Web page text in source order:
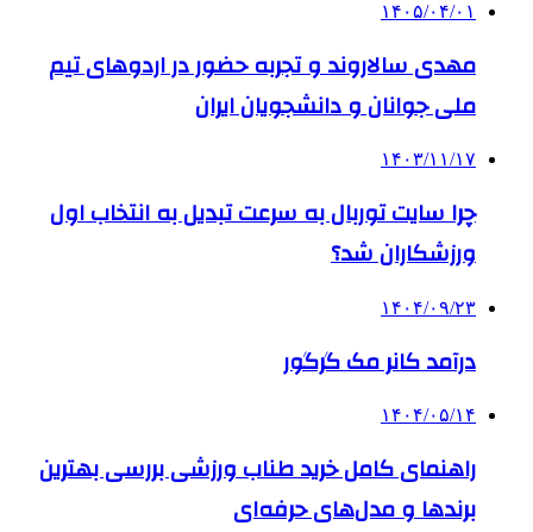
۱۴۰۵/۰۴/۰۱
مهدی سالاروند و تجربه حضور در اردوهای تیم
ملی جوانان و دانشجویان ایران
۱۴۰۳/۱۱/۱۷
چرا سایت توربال به ‌سرعت تبدیل به انتخاب اول
ورزشکاران شد؟
۱۴۰۴/۰۹/۲۳
درآمد کانر مک گرگور
۱۴۰۴/۰۵/۱۴
راهنمای کامل خرید طناب ورزشی بررسی بهترین
برندها و مدل‌های حرفه‌ای